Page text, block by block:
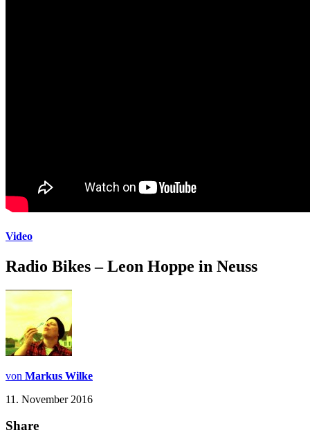
Video
Radio Bikes – Leon Hoppe in Neuss
von Markus Wilke
11. November 2016
Share